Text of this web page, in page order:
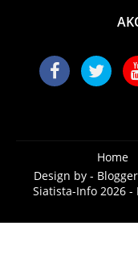
Home
Design by -
Siatista-Info 2026 -